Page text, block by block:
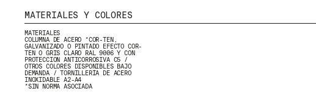
MATERIALES Y COLORES
MATERIALES
COLUMNA DE ACERO *COR-TEN,
GALVANIZADO O PINTADO EFECTO COR-
TEN O GRIS CLARO RAL 9006 Y CON
PROTECCION ANTICORROSIVA C5 /
OTROS COLORES DISPONIBLES BAJO
DEMANDA / TORNILLERÍA DE ACERO
INOXIDABLE A2-A4
*SIN NORMA ASOCIADA